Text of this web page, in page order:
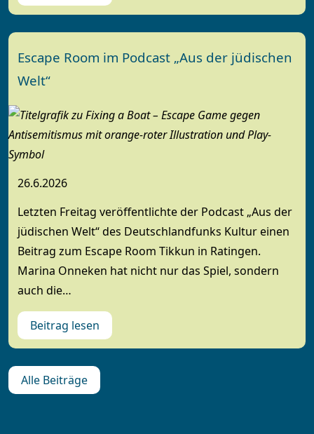
Escape Room im Podcast „Aus der jüdischen
Welt“
26.6.2026
Letzten Freitag veröffentlichte der Podcast „Aus der
jüdischen Welt“ des Deutschlandfunks Kultur einen
Beitrag zum Escape Room Tikkun in Ratingen.
Marina Onneken hat nicht nur das Spiel, sondern
auch die…
Beitrag lesen
Alle Beiträge